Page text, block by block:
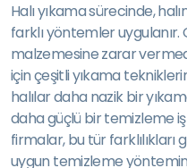
Halı yıkama sürecinde,
farklı yöntemler uygulanır.
malzemesine zarar
için çeşitli yıkama
halılar daha nazik bir
daha güçlü bir temizleme
firmalar, bu tür
uygun temizleme